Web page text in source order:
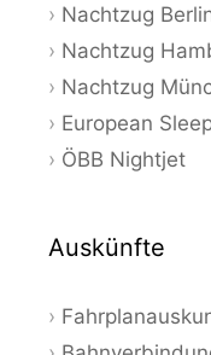
Nachtzug
Nachtzug
Nachtzug
European
ÖBB Nightjet
Auskünfte